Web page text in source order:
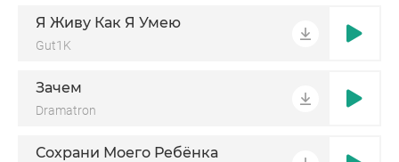
Я Живу Как Я Умею
Gut1K
Зачем
Dramatron
Сохрани Моего Ребёнка